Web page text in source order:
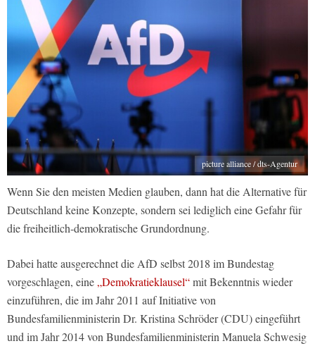
picture alliance / dts-Agentur
Wenn Sie den meisten Medien glauben, dann hat die Alternative für
Deutschland keine Konzepte, sondern sei lediglich eine Gefahr für
die freiheitlich-demokratische Grundordnung.
Dabei hatte ausgerechnet die AfD selbst 2018 im Bundestag
vorgeschlagen, eine„Demokratieklausel“mit Bekenntnis wieder
einzuführen, die im Jahr 2011 auf Initiative von
Bundesfamilienministerin Dr. Kristina Schröder (CDU) eingeführt
und im Jahr 2014 von Bundesfamilienministerin Manuela Schwesig